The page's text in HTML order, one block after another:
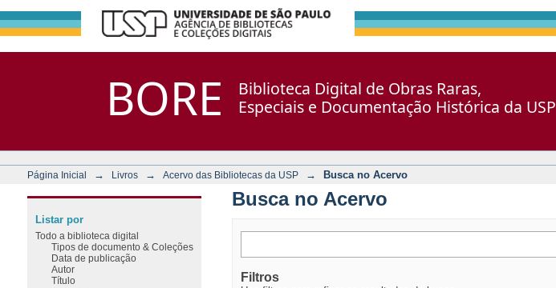
BORE
Biblioteca Digital de Obras Raras,
Especiais e Documentação Histórica da USP
Página Inicial → Livros → Acervo das Bibliotecas da USP → Busca no Acervo
Busca no Acervo
Filtros
Listar por
Todo a biblioteca digital
Tipos de documento & Coleções
Data de publicação
Autor
Título